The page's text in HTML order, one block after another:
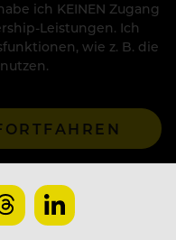
ich KEINEN Zugang
Leistungen. Ich
wie z. B. die